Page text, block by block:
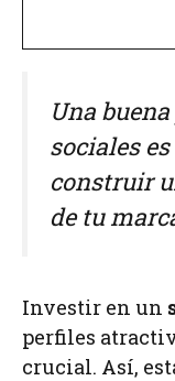
Una
sociales
construir
de tu
Investir en un
perfiles
crucial. Así,